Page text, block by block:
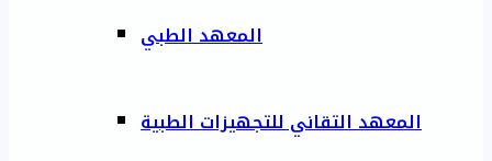
المعهد الطبي
المعهد التقاني للتجهيزات الطبية